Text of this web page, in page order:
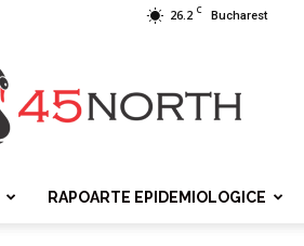
26.2 C Bucharest
RAPOARTE EPIDEMIOLOGICE